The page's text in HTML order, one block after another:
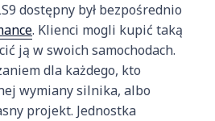
dostępny był bezpośrednio
. Klienci mogli kupić taką
ją w swoich samochodach.
dla każdego, kto
wymiany silnika, albo
projekt. Jednostka